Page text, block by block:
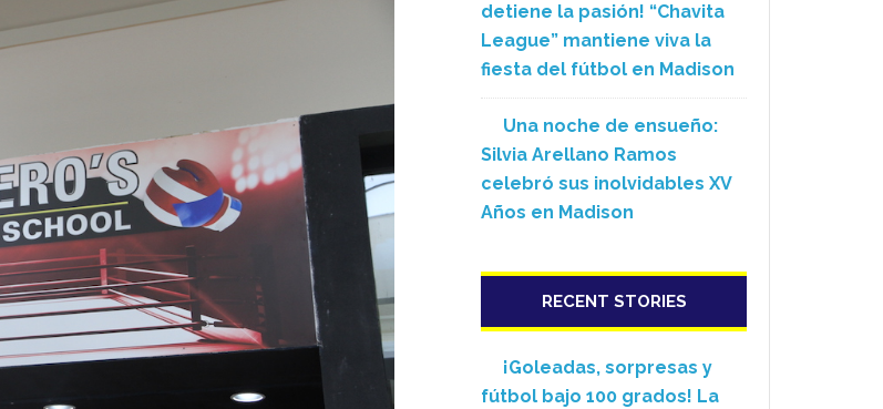
detiene la pasión! “Chavita
League” mantiene viva la
fiesta del fútbol en Madison
Una noche de ensueño:
Silvia Arellano Ramos
celebró sus inolvidables XV
Años en Madison
RECENT STORIES
¡Goleadas, sorpresas y
fútbol bajo 100 grados! La